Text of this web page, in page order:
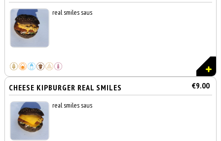
real smiles saus
CHEESE KIPBURGER REAL SMILES €9.00
real smiles saus